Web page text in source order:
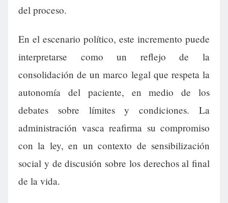
del proceso.
En el escenario político, este incremento puede
interpretarse como un reflejo de la
consolidación de un marco legal que respeta la
autonomía del paciente, en medio de los
debates sobre límites y condiciones. La
administración vasca reafirma su compromiso
con la ley, en un contexto de sensibilización
social y de discusión sobre los derechos al final
de la vida.